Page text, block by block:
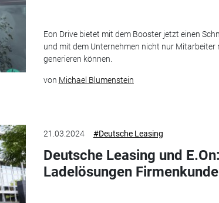
Eon Drive bietet mit dem Booster jetzt einen
und mit dem Unternehmen nicht nur Mitarbeiter
generieren können.
von Michael Blumenstein
21.03.2024 #Deutsche Leasing
Deutsche Leasing und
Ladelösungen